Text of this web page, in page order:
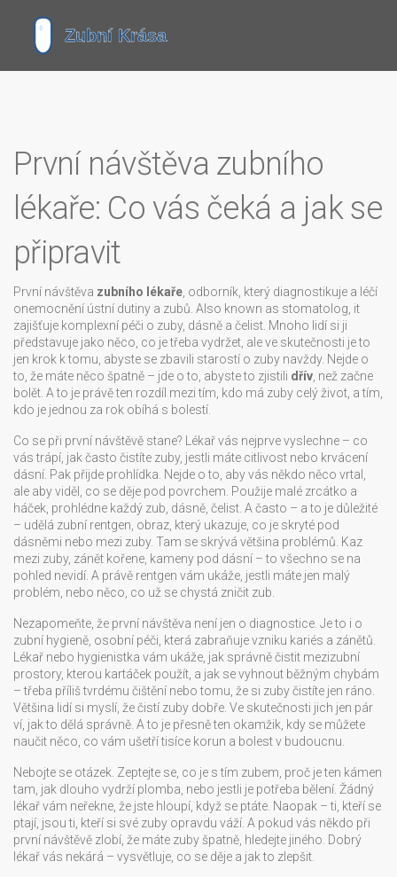
První návštěva zubního
lékaře: Co vás čeká a jak se
připravit
První návštěva zubního lékaře odborník, který diagnostikuje a léčí
onemocnění ústní dutiny a zubů . Also known as stomatolog , it
zajišťuje komplexní péči o zuby, dásně a čelist Mnoho lidí si ji
představuje jako něco, co je třeba vydržet, ale ve skutečnosti je to
jen krok k tomu, abyste se zbavili starostí o zuby navždy. Nejde o
to, že máte něco špatně – jde o to, abyste to zjistili dřív , než začne
bolět. A to je právě ten rozdíl mezi tím, kdo má zuby celý život, a tím,
kdo je jednou za rok obíhá s bolestí.
Co se při první návštěvě stane? Lékař vás nejprve vyslechne – co
vás trápí, jak často čistíte zuby, jestli máte citlivost nebo krvácení
dásní. Pak přijde prohlídka. Nejde o to, aby vás někdo něco vrtal,
ale aby viděl, co se děje pod povrchem. Použije malé zrcátko a
háček, prohlédne každý zub, dásně, čelist. A často – a to je důležité
– udělá zubní rentgen obraz, který ukazuje, co je skryté pod
dásněmi nebo mezi zuby. Tam se skrývá většina problémů. Kaz
mezi zuby, zánět kořene, kameny pod dásní – to všechno se na
pohled nevidí. A právě rentgen vám ukáže, jestli máte jen malý
problém, nebo něco, co už se chystá zničit zub.
Nezapomeňte, že první návštěva není jen o diagnostice. Je to i o
zubní hygieně osobní péči, která zabraňuje vzniku kariés a zánětů
Lékař nebo hygienistka vám ukáže, jak správně čistit mezizubní
prostory, kterou kartáček použít, a jak se vyhnout běžným chybám
– třeba příliš tvrdému čištění nebo tomu, že si zuby čistíte jen ráno.
Většina lidí si myslí, že čistí zuby dobře. Ve skutečnosti jich jen pár
ví, jak to dělá správně. A to je přesně ten okamžik, kdy se můžete
naučit něco, co vám ušetří tisíce korun a bolest v budoucnu.
Nebojte se otázek. Zeptejte se, co je s tím zubem, proč je ten kámen
tam, jak dlouho vydrží plomba, nebo jestli je potřeba bělení. Žádný
lékař vám neřekne, že jste hloupí, když se ptáte. Naopak – ti, kteří se
ptají, jsou ti, kteří si své zuby opravdu váží. A pokud vás někdo při
první návštěvě zlobí, že máte zuby špatně, hledejte jiného. Dobrý
lékař vás nekárá – vysvětluje, co se děje a jak to zlepšit.